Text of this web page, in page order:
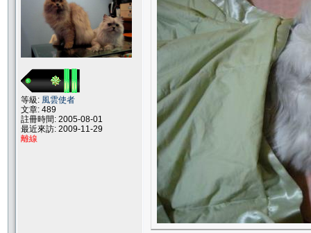
等級: 風雲使者
文章: 489
註冊時間: 2005-08-01
最近來訪: 2009-11-29
離線